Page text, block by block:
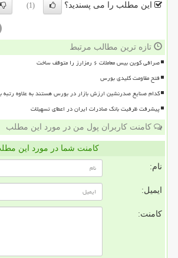
این مطلب را می پسندید؟ (1)
تازه ترین مطالب مرتبط
صرافی کوین بیس معاملات ۶ رمزارز را متوقف ساخت
فتح مقاومت کلیدی بورس
کدام صنایع صدرنشین ارزش بازار در بورس هستند به علاوه رتبه بندی 48 صنعت
پیشرفت ظرفیت بانک صادرات ایران در اعطای تسهیلات
کامنت کاربران پول من در مورد این مطلب
کامنت شما در مورد این
نام:
ایمیل:
کامنت: